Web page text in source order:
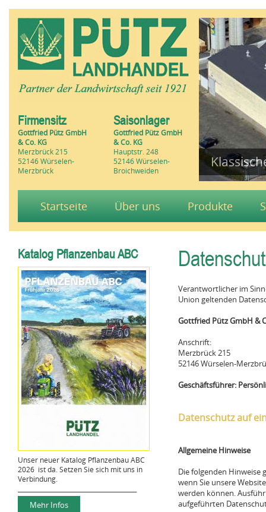
Firmensitz
Gottfried Pütz GmbH
& Co. KG
Merzbrück 215
52146 Würselen-
Merzbrück
Saisonlager
Gottfried Pütz GmbH
& Co. KG
Hauptstr. 248
52146 Würselen-
Broichweiden
Startseite Über uns Produkte
Katalog Pflanzenbau ABC
Unser neuer Katalog Pflanzenbau ABC
2026 ist da. Setzen Sie sich mit uns in
Verbindung.
Mehr Infos
Verantwortlicher im
Union geltenden
Gottfried Pütz GmbH &
Anschrift:
Merzbrück 215
52146 Würselen-
Geschäftsführer:
Datenschutz auf
Allgemeine Hinweise
Die folgenden Hinweise
wenn Sie unsere
werden können.
aufgeführten